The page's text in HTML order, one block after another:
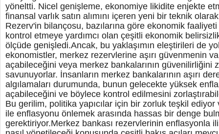
yöneltti. Nicel genişleme, ekonomiye likidite enjekte
finansal varlık satın alımını içeren yeni bir teknik
Rezerv'in bilançosu, bazılarına göre ekonomik
kontrol etmeye yardımcı olan çeşitli ekonomik
ölçüde genişledi.Ancak, bu yaklaşımın eleştirileri de
ekonomistler, merkez rezervlerine aşırı güvenmenin
açabileceğini veya merkez bankalarının güvenilirliğini
savunuyorlar. İnsanların merkez bankalarının aşırı
algılamaları durumunda, bunun gelecekte yüksek
açabileceğini ve böylece kontrol edilmesini
Bu gerilim, politika yapıcılar için bir zorluk teşkil
ile enflasyonu önlemek arasında hassas bir denge
gerektiriyor.Merkez bankası rezervlerinin enflasyonla